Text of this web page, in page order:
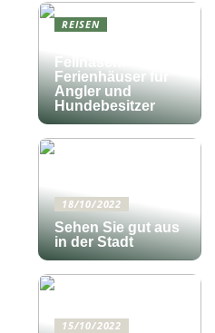
REISEN
Fellnasen:
Ferienhäuser für
Angler und
Hundebesitzer
18/10/2022
Sehen Sie gut aus
in der Stadt
15/10/2022